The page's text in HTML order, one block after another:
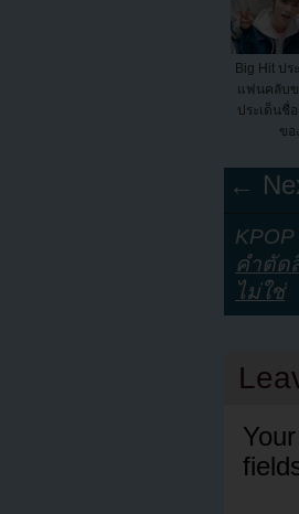
Big Hit ปร
แฟนคลับข
ประเด็นชื่
ข
←
คำตัด
ไม่ใช่